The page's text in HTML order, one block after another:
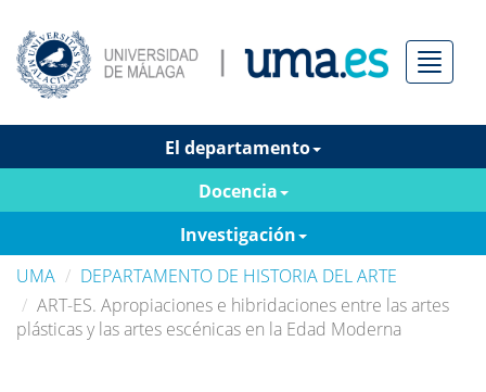
Menú
El departamento
Docencia
Investigación
UMA
DEPARTAMENTO DE HISTORIA DEL ARTE
ART-ES. Apropiaciones e hibridaciones entre las artes
plásticas y las artes escénicas en la Edad Moderna